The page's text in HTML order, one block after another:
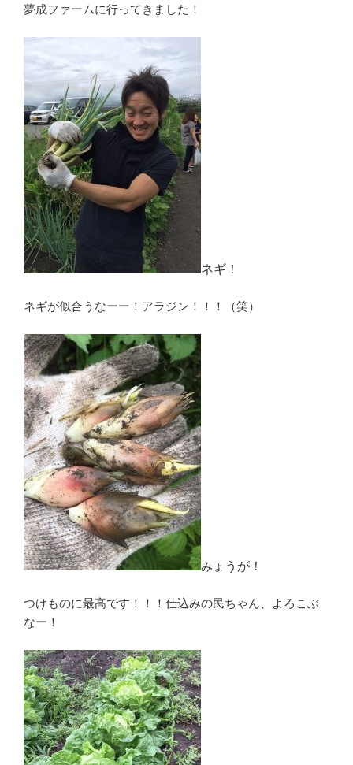
夢成ファームに行ってきました！
ネギ！
ネギが似合うなーー！アラジン！！！（笑）
みょ うが！
つけものに最高です！！！仕込みの民ちゃん、よろこぶ
なー！